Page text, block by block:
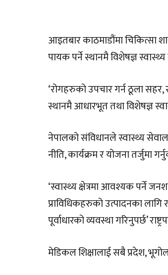
आइतबार काठमाडौंमा चिकित्सा
पायक पर्ने स्थानमै विशेषज्ञ
‘रोगहरुको उपचार गर्न ठूला सहर,
स्थानमै आधारभूत तथा विशेषज्ञ
नेपालको संविधानले स्वास्थ्य
नीति, कार्यक्रम र योजना तर्जुमा
‘स्वास्थ्य क्षेत्रमा आवश्यक पर्ने
प्राविधिकहरुको उत्पादनका लागि
पूर्वाधारको व्यवस्था गरिनुपर्छ’
मेडिकल शिक्षालाई सबै प्रदेश,